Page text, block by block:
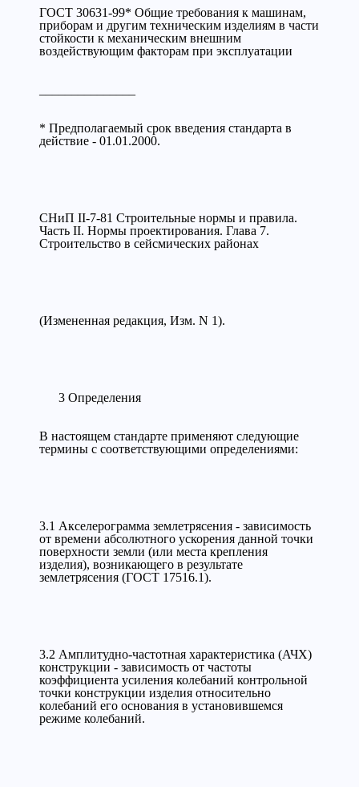
ГОСТ 30631-99* Общие требования к машинам,
приборам и другим техническим изделиям в части
стойкости к механическим внешним
воздействующим факторам при эксплуатации
* Предполагаемый срок введения стандарта в
действие - 01.01.2000.
СНиП II-7-81 Строительные нормы и правила.
Часть II. Нормы проектирования. Глава 7.
Строительство в сейсмических районах
(Измененная редакция, Изм. N 1).
3 Определения
В настоящем стандарте применяют следующие
термины с соответствующими определениями:
3.1 Акселерограмма землетрясения - зависимость
от времени абсолютного ускорения данной точки
поверхности земли (или места крепления
изделия), возникающего в результате
землетрясения (ГОСТ 17516.1).
3.2 Амплитудно-частотная характеристика (АЧХ)
конструкции - зависимость от частоты
коэффициента усиления колебаний контрольной
точки конструкции изделия относительно
колебаний его основания в установившемся
режиме колебаний.